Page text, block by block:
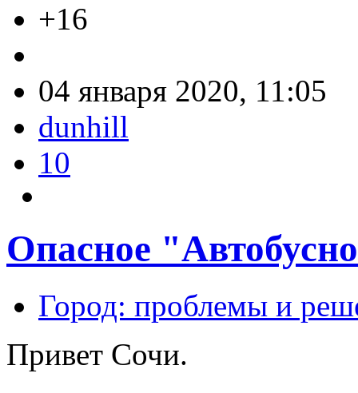
+16
04 января 2020, 11:05
dunhill
10
Опасное
Город: проблемы и
Привет Сочи.